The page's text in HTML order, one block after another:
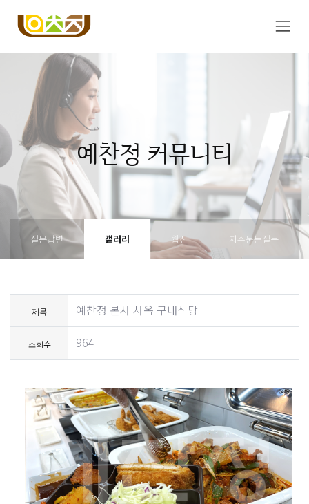
예찬정 커뮤니티
질문답변 갤러리 웹진 자주묻는질문
제목 예찬정 본사 사옥 구내식당
조회수 964